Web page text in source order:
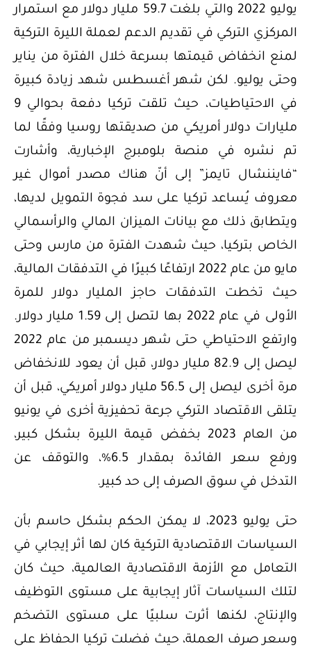
يوليو 2022 والتي بلغت 59.7 مليار دولار مع استمرار
المركزي التركي في تقديم الدعم لعملة الليرة التركية
لمنع انخفاض قيمتها بسرعة خلال الفترة من يناير
وحتى يوليو. لكن شهر أغسطس شهد زيادة كبيرة
مليارات دولار أمريكي من صديقتها روسيا وفقًا لما
تم نشره في منصة بلومبرج الإخبارية، وأشارت
“فايننشال تايمز” إلى أنّ هناك مصدر أموال غير
معروف يُساعد تركيا على سد فجوة التمويل لديها،
ويتطابق ذلك مع بيانات الميزان المالي والرأسمالي
الخاص بتركيا، حيث شهدت الفترة من مارس وحتى
مايو من عام 2022 ارتفاعًا كبيرًا في التدفقات المالية،
حيث تخطت التدفقات حاجز المليار دولار للمرة
الأولى في عام 2022 بها لتصل إلى 1.59 مليار دولار.
وارتفع الاحتياطي حتى شهر ديسمبر من عام 2022
ليصل إلى 82.9 مليار دولار، قبل أن يعود للانخفاض
مرة أخرى ليصل إلى 56.5 مليار دولار أمريكي، قبل أن
يتلقى الاقتصاد التركي جرعة تحفيزية أخرى في يونيو
من العام 2023 بخفض قيمة الليرة بشكل كبير،
ورفع سعر الفائدة بمقدار 6.5%، والتوقف عن
التدخل في سوق الصرف إلى حد كبير.
حتى يوليو 2023، لا يمكن الحكم بشكل حاسم بأن
السياسات الاقتصادية التركية كان لها أثر إيجابي في
التعامل مع الأزمة الاقتصادية العالمية، حيث كان
لتلك السياسات آثار إيجابية على مستوى التوظيف
والإنتاج، لكنها أثرت سلبيًا على مستوى التضخم
وسعر صرف العملة، حيث فضلت تركيا الحفاظ على